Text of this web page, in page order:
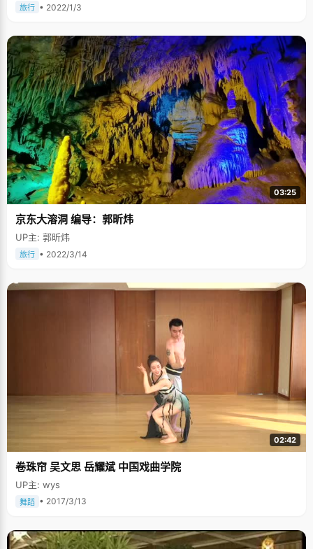
旅行 • 2022/1/3
03:25
京东大溶洞 编导：郭昕炜
UP主: 郭昕炜
旅行 • 2022/3/14
02:42
卷珠帘 吴文思 岳耀斌 中国戏曲学院
UP主: wys
舞蹈 • 2017/3/13